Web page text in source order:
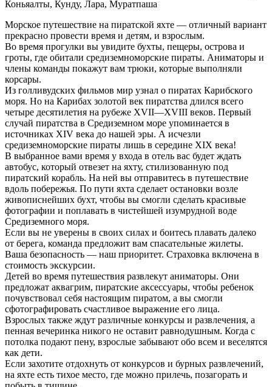
Коньяалты, Кунду, Лара, Муратпаша
Морское путешествие на пиратской яхте — отличный вариант
прекрасно провести время и детям, и взрослым.
Во время прогулки вы увидите бухты, пещеры, острова и
гроты, где обитали средиземноморские пираты. Аниматоры и
члены команды покажут вам трюки, которые выполняли
корсары.
Из голливудских фильмов мир узнал о пиратах Карибского
моря. Но на Карибах золотой век пиратства длился всего
четыре десятилетия на рубеже XVII—XVIII веков. Первый
случай пиратства в Средиземном море упоминается в
источниках XIV века до нашей эры. А исчезли
средиземноморские пираты лишь в середине XIX века!
В выбранное вами время у входа в отель вас будет ждать
автобус, который отвезет на яхту, стилизованную под
пиратский корабль. На ней вы отправитесь в путешествие
вдоль побережья. По пути яхта сделает остановки возле
живописнейших бухт, чтобы вы смогли сделать красивые
фотографии и поплавать в чистейшей изумрудной воде
Средиземного моря.
Если вы не уверены в своих силах и боитесь плавать далеко
от берега, команда предложит вам спасательные жилеты.
Ваша безопасность — наш приоритет. Страховка включена в
стоимость экскурсии.
Детей во время путешествия развлекут аниматоры. Они
предложат аквагрим, пиратские аксессуары, чтобы ребенок
почувствовал себя настоящим пиратом, а вы смогли
сфотографировать счастливое выражение его лица.
Взрослых также ждут различные конкурсы и развлечения, а
пенная вечеринка никого не оставит равнодушным. Когда с
потолка подают пену, взрослые забывают обо всем и веселятся
как дети.
Если захотите отдохнуть от конкурсов и бурных развлечений,
на яхте есть тихое место, где можно прилечь, позагорать и